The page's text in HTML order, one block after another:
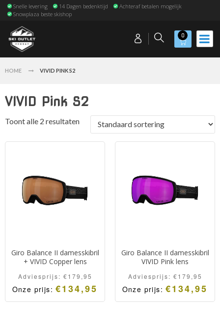
Snelle levering 14 Dagen bedenktijd
Achteraf betalen mogelijk
Snowplaza beste skishop
0
HOME VIVID PINK S2
VIVID Pink S2
Toont alle 2 resultaten
Giro Balance II damesskibril
+ VIVID Copper lens
Adviesprijs: €179,95
Onze prijs:€134,95
Giro Balance II damesskibril
VIVID Pink lens
Adviesprijs: €179,95
Onze prijs:€134,95